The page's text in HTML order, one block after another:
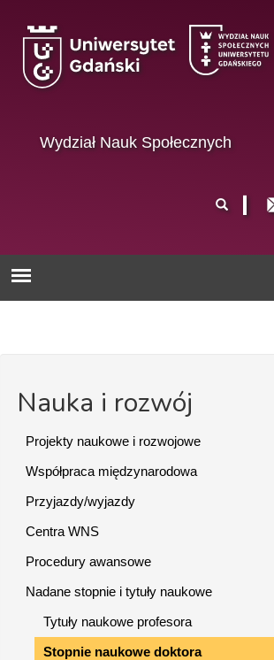
Wydział Nauk Społecznych
wyszukiwania
Nauka i rozwój
Projekty naukowe i rozwojowe
Współpraca międzynarodowa
Przyjazdy/wyjazdy
Centra WNS
Procedury awansowe
Nadane stopnie i tytuły naukowe
Tytuły naukowe profesora
Stopnie naukowe doktora